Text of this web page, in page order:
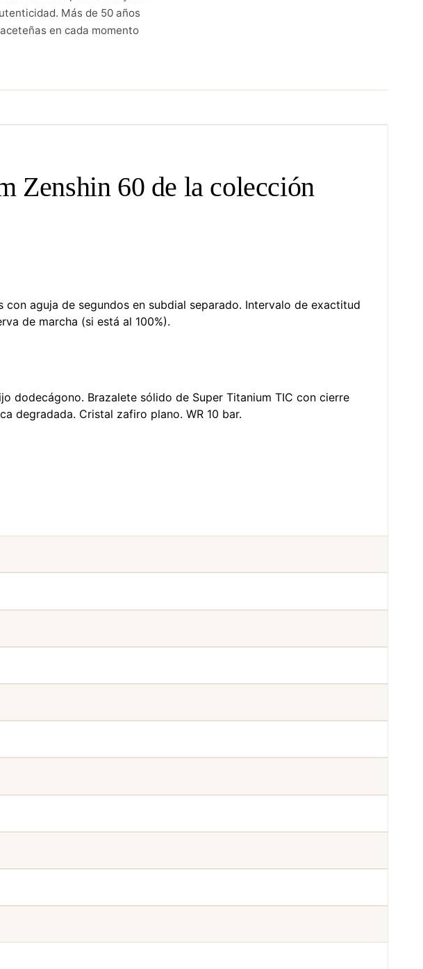
Más de 50 años
en cada momento
Zenshin 60 de la colección
aguja de segundos en subdial separado. Intervalo de exactitud
de marcha (si está al 100%).
dodecágono. Brazalete sólido de Super Titanium TIC con cierre
degradada. Cristal zafiro plano. WR 10 bar.